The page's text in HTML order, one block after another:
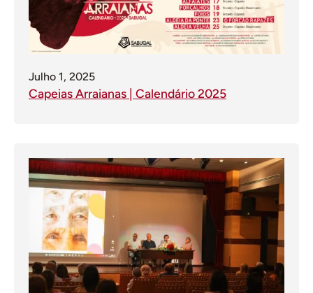
Julho 1, 2025
Capeias Arraianas | Calendário 2025